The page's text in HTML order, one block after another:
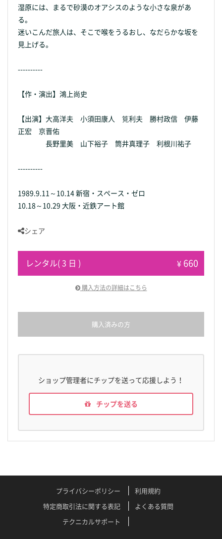
湿原には、まるで砂漠のオアシスのような小さな泉があ
る。
迷いこんだ旅人は、そこで喉をうるおし、なだらかな坂を
見上げる。
----------
【作・演出】鴻上尚史
【出演】大高洋夫 小須田康人 筧利夫 勝村政信 伊藤
正宏 京晋佑
長野里美 山下裕子 筒井真理子 利根川祐子
----------
1989.9.11～10.14 新宿・スペース・ゼロ
10.18～10.29 大阪・近鉄アート館
シェア
レンタル( 3 日 ) ¥ 660
購入方法の詳細はこちら
購入済みの方
ショップ管理者にチップを送って応援しよう！
チップを送る
プライバシーポリシー
利用規約
特定商取引法に関する表記
よくある質問
テクニカルサポート